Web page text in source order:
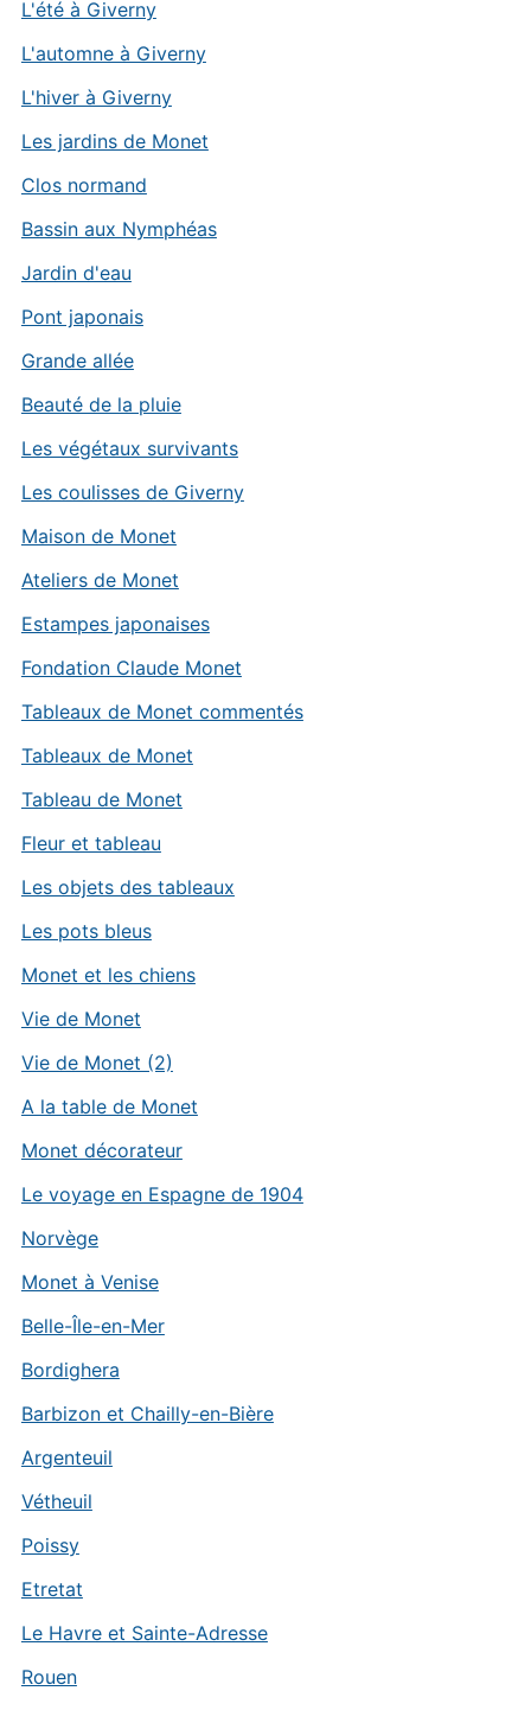
L'été à Giverny
L'automne à Giverny
L'hiver à Giverny
Les jardins de Monet
Clos normand
Bassin aux Nymphéas
Jardin d'eau
Pont japonais
Grande allée
Beauté de la pluie
Les végétaux survivants
Les coulisses de Giverny
Maison de Monet
Ateliers de Monet
Estampes japonaises
Fondation Claude Monet
Tableaux de Monet commentés
Tableaux de Monet
Tableau de Monet
Fleur et tableau
Les objets des tableaux
Les pots bleus
Monet et les chiens
Vie de Monet
Vie de Monet (2)
A la table de Monet
Monet décorateur
Le voyage en Espagne de 1904
Norvège
Monet à Venise
Belle-Île-en-Mer
Bordighera
Barbizon et Chailly-en-Bière
Argenteuil
Vétheuil
Poissy
Etretat
Le Havre et Sainte-Adresse
Rouen